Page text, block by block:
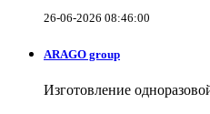
26-06-2026 08:46:00
ARAGO group
Изготовление